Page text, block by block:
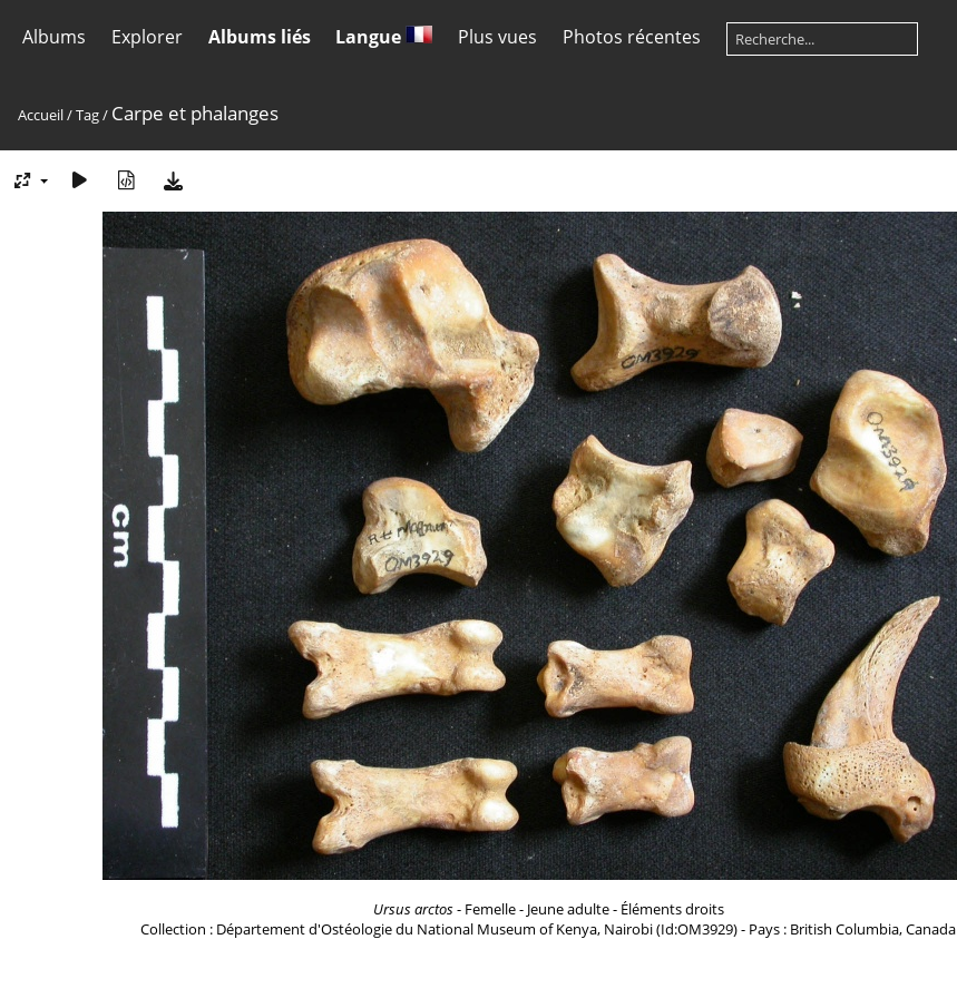
Albums Explorer Albums liés Langue Plus vues Photos récentes
Accueil/Tag/ Carpe et phalanges
Ursus arctos- Femelle - Jeune adulte - Éléments droits
Collection : Département d'Ostéologie du National Museum of Kenya, Nairobi (Id:OM3929) - Pays : British Columbia, Canada